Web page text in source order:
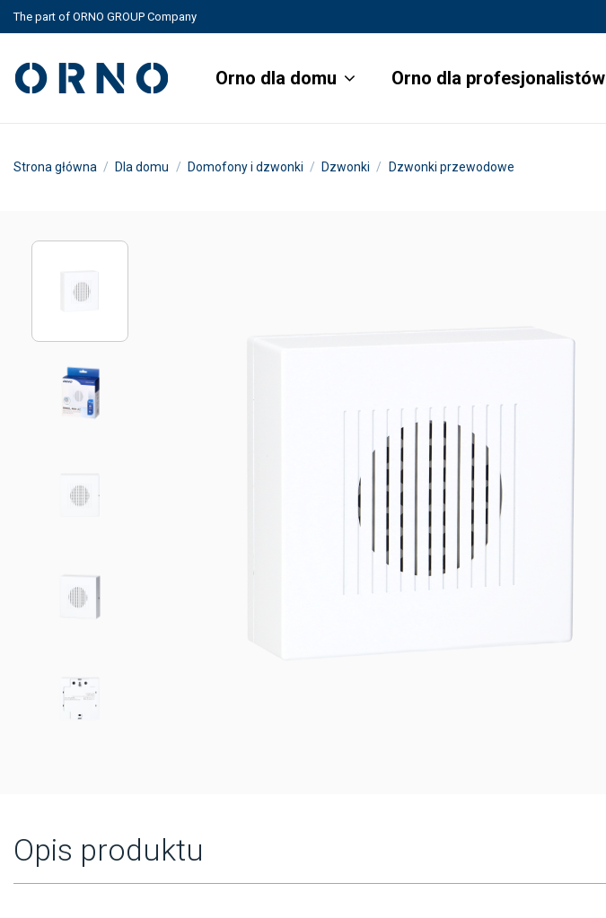
The part of ORNO GROUP Company
Orno dla domu Orno dla profesjonalistów
Strona główna Dla domu Domofony i dzwonki Dzwonki Dzwonki przewodowe
Opis produktu